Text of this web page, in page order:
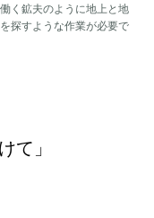
く鉱夫のように地上と地
探すような作業が必要で
必要な事」 について
て」